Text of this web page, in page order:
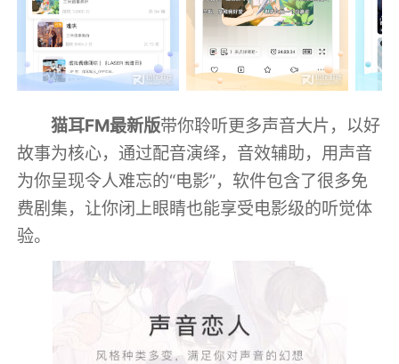
猫耳FM最新版带你聆听更多声音大片，以好
故事为核心，通过配音演绎，音效辅助，用声音
为你呈现令人难忘的“电影”，软件包含了很多免
费剧集，让你闭上眼睛也能享受电影级的听觉体
验。